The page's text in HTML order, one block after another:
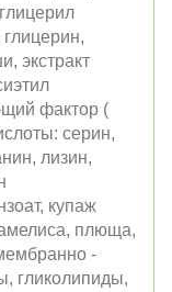
экстракт
фактор (
серин,
лизин,
купаж
плюща,
-
гликолипиды,